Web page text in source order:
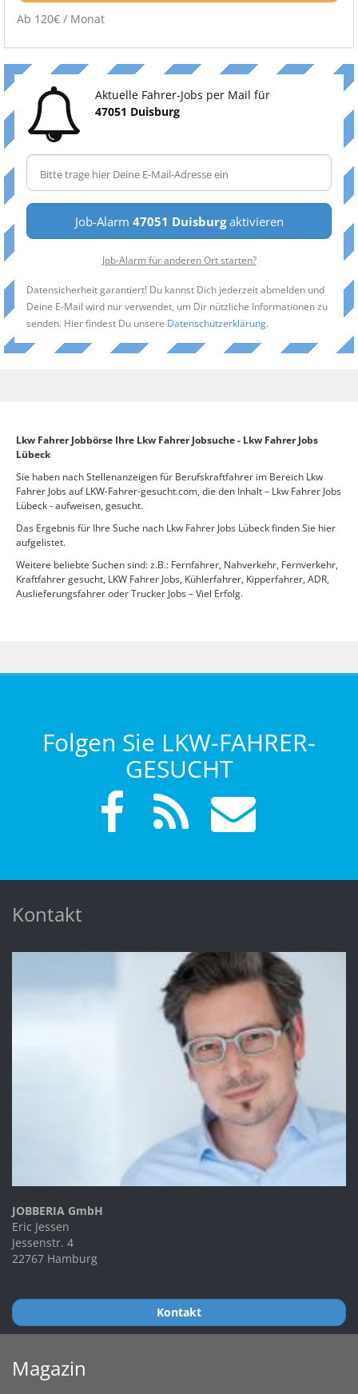
Ab 120€ / Monat
Aktuelle Fahrer-Jobs per Mail für
47051 Duisburg
Job-Alarm 47051 Duisburgaktivieren
Job-Alarm für anderen Ort starten?
Datensicherheit garantiert! Du kannst Dich jederzeit abmelden und
Deine E-Mail wird nur verwendet, um Dir nützliche Informationen zu
senden. Hier findest Du unsere Datenschutzerklärung.
Lkw Fahrer Jobbörse Ihre Lkw Fahrer Jobsuche - Lkw Fahrer Jobs
Lübeck
Sie haben nach Stellenanzeigen für Berufskraftfahrer im Bereich Lkw
Fahrer Jobs auf LKW-Fahrer-gesucht.com, die den Inhalt – Lkw Fahrer Jobs
Lübeck - aufweisen, gesucht.
Das Ergebnis für Ihre Suche nach Lkw Fahrer Jobs Lübeck finden Sie hier
aufgelistet.
Weitere beliebte Suchen sind: z.B.: Fernfahrer, Nahverkehr, Fernverkehr,
Kraftfahrer gesucht, LKW Fahrer Jobs, Kühlerfahrer, Kipperfahrer, ADR,
Auslieferungsfahrer oder Trucker Jobs – Viel Erfolg.
Folgen Sie LKW-FAHRER-
GESUCHT
Kontakt
JOBBERIA GmbH
Eric Jessen
Jessenstr. 4
22767 Hamburg
Kontakt
Magazin